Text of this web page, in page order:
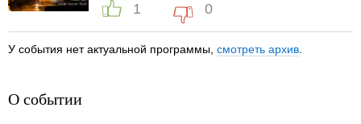
1 0
У события нет актуальной программы, смотреть архив
О событии